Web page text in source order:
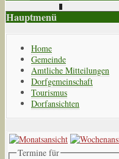
Hauptmenü
Home
Gemeinde
Amtliche Mitteilungen
Dorfgemeinschaft
Tourismus
Dorfansichten
Termine für